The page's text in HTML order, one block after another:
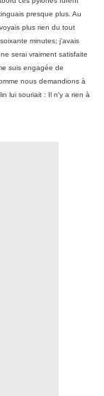
presque plus. Au
plus rien du tout
minutes; j'avais
serai vraiment satisfaite
suis engagée de
nous demandions à
lui souriait : Il n'y a rien à